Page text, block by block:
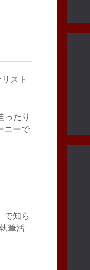
スト
ったり
ニーで
で知ら
筆活